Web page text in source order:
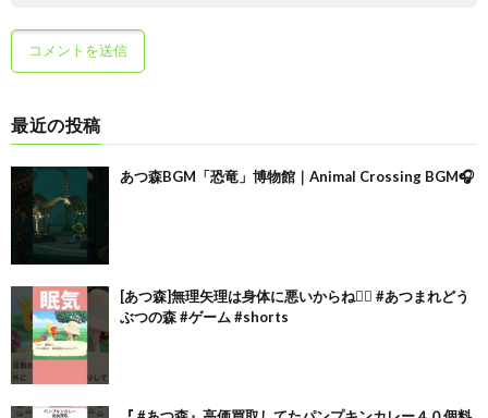
最近の投稿
あつ森BGM「恐竜」博物館｜Animal Crossing BGM🎧
[あつ森]無理矢理は身体に悪いからね🙂‍↕️ #あつまれどう
ぶつの森 #ゲーム #shorts